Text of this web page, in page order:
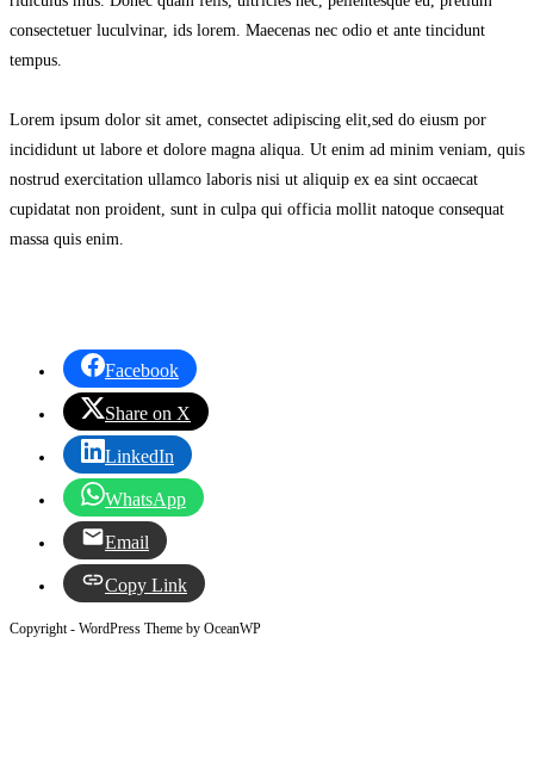
consectetuer luculvinar, ids lorem. Maecenas nec odio et ante tincidunt
tempus.
Lorem ipsum dolor sit amet, consectet adipiscing elit,sed do eiusm por
incididunt ut labore et dolore magna aliqua. Ut enim ad minim veniam, quis
nostrud exercitation ullamco laboris nisi ut aliquip ex ea sint occaecat
cupidatat non proident, sunt in culpa qui officia mollit natoque consequat
massa quis enim.
Facebook
Share on X
LinkedIn
WhatsApp
Email
Copy Link
Copyright - WordPress Theme by OceanWP